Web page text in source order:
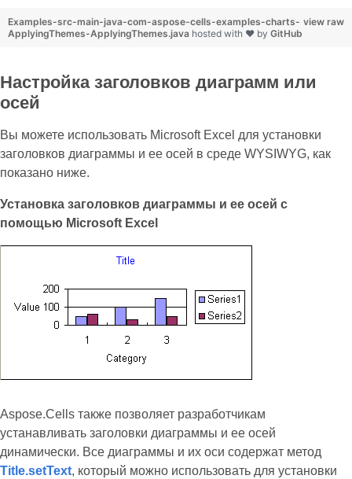
view raw
Examples-src-main-java-com-aspose-cells-examples-charts-
ApplyingThemes-ApplyingThemes.java hosted with ❤ by GitHub
Настройка заголовков диаграмм или
осей
Вы можете использовать Microsoft Excel для установки
заголовков диаграммы и ее осей в среде WYSIWYG, как
показано ниже.
Установка заголовков диаграммы и ее осей с
помощью Microsoft Excel
Aspose.Cells также позволяет разработчикам
устанавливать заголовки диаграммы и ее осей
динамически. Все диаграммы и их оси содержат метод
Title.setText, который можно использовать для установки